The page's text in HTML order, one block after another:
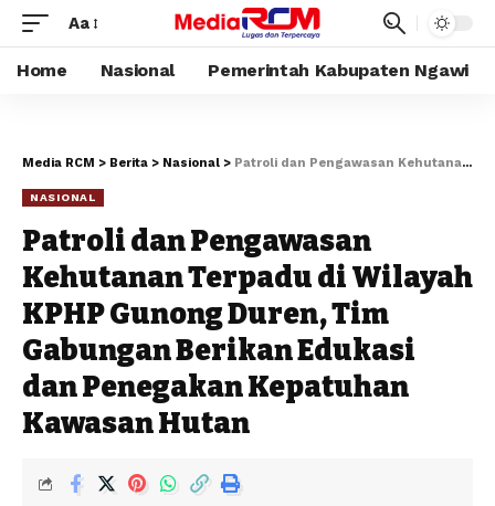
Aa
Home Nasional Pemerintah Kabupaten Ngawi
Media RCM > Berita > Nasional > Patroli dan Pengawasan Kehutanan Terpadu di Wilayah KPHP Gunong Duren, Tim Gabungan Berikan Edukasi dan Penegakan Kepatuhan Kawasan Hutan
NASIONAL
Patroli dan Pengawasan
Kehutanan Terpadu di Wilayah
KPHP Gunong Duren, Tim
Gabungan Berikan Edukasi
dan Penegakan Kepatuhan
Kawasan Hutan